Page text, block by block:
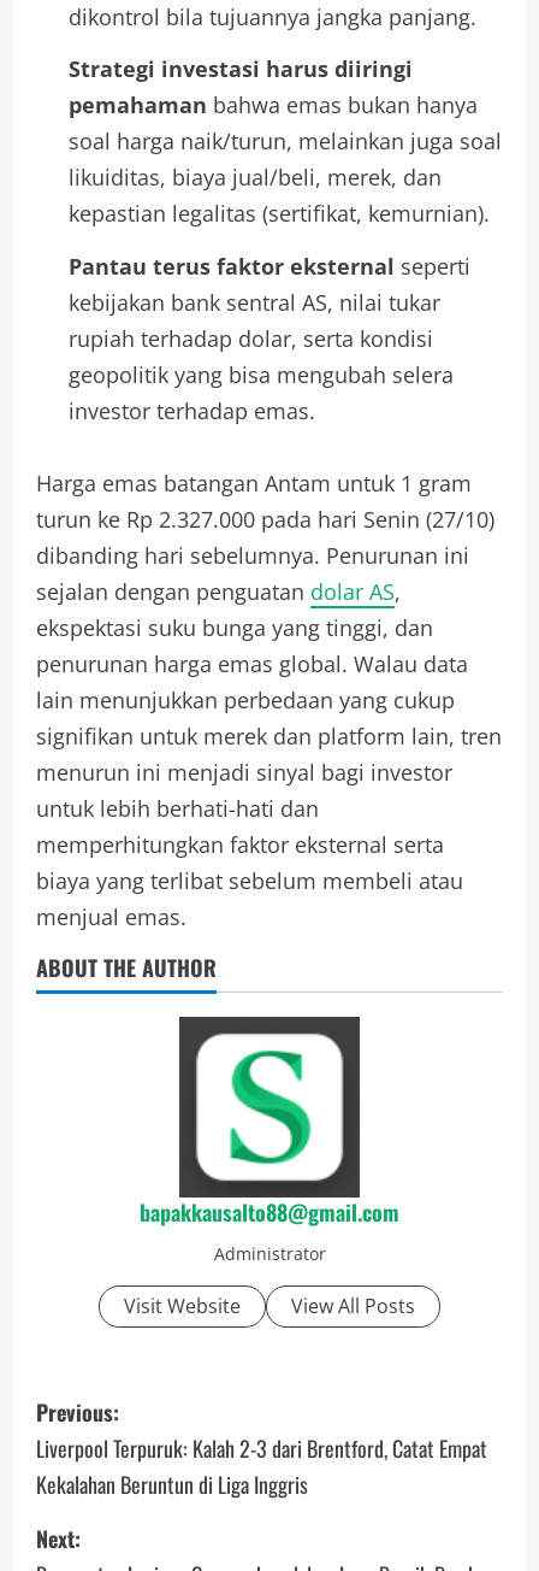
dikontrol bila tujuannya jangka panjang.
Strategi investasi harus diiringi
pemahaman bahwa emas bukan hanya
soal harga naik/turun, melainkan juga soal
likuiditas, biaya jual/beli, merek, dan
kepastian legalitas (sertifikat, kemurnian).
Pantau terus faktor eksternal seperti
kebijakan bank sentral AS, nilai tukar
rupiah terhadap dolar, serta kondisi
geopolitik yang bisa mengubah selera
investor terhadap emas.
Harga emas batangan Antam untuk 1 gram
turun ke Rp 2.327.000 pada hari Senin (27/10)
dibanding hari sebelumnya. Penurunan ini
sejalan dengan penguatan dolar AS,
ekspektasi suku bunga yang tinggi, dan
penurunan harga emas global. Walau data
lain menunjukkan perbedaan yang cukup
signifikan untuk merek dan platform lain, tren
menurun ini menjadi sinyal bagi investor
untuk lebih berhati-hati dan
memperhitungkan faktor eksternal serta
biaya yang terlibat sebelum membeli atau
menjual emas.
ABOUT THE AUTHOR
bapakkausalto88@gmail.com
Administrator
Visit Website View All Posts
P
o
s
t
Previous:
Liverpool Terpuruk: Kalah 2-3 dari Brentford, Catat Empat
Kekalahan Beruntun di Liga Inggris
Next: